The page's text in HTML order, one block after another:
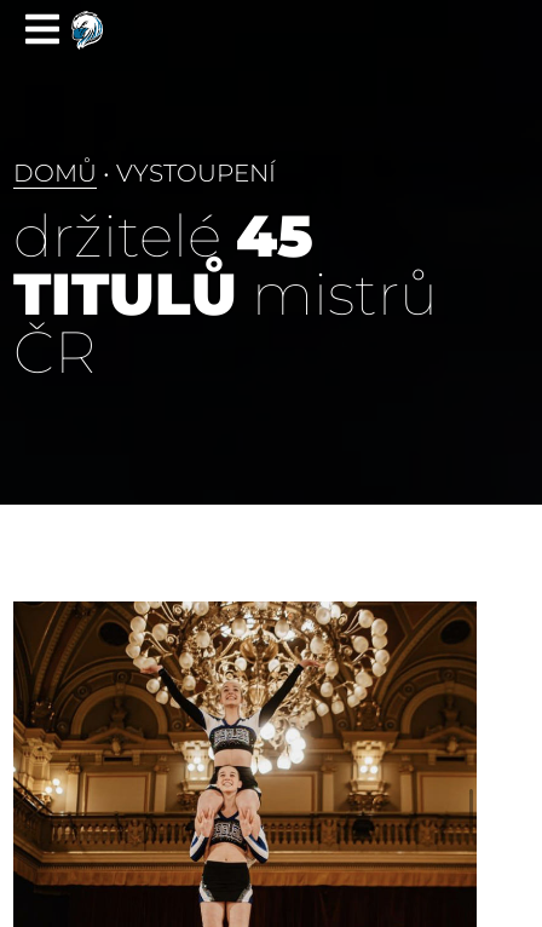
DOMŮ • VYSTOUPENÍ
držitelé 45
TITULŮ mistrů
ČR